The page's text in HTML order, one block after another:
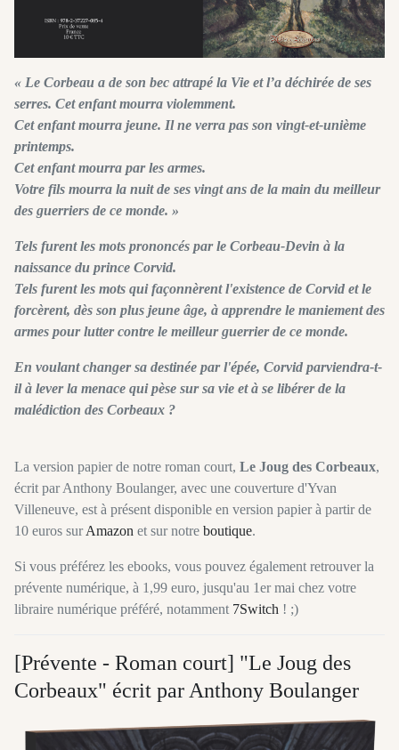
« Le Corbeau a de son bec attrapé la Vie et l’a déchirée de ses
serres. Cet enfant mourra violemment.
Cet enfant mourra jeune. Il ne verra pas son vingt-et-unième
printemps.
Cet enfant mourra par les armes.
Votre fils mourra la nuit de ses vingt ans de la main du meilleur
des guerriers de ce monde. »
Tels furent les mots prononcés par le Corbeau-Devin à la
naissance du prince Corvid.
Tels furent les mots qui façonnèrent l'existence de Corvid et le
forcèrent, dès son plus jeune âge, à apprendre le maniement des
armes pour lutter contre le meilleur guerrier de ce monde.
En voulant changer sa destinée par l'épée, Corvid parviendra-t-
il à lever la menace qui pèse sur sa vie et à se libérer de la
malédiction des Corbeaux ?
La version papier de notre roman court, Le Joug des Corbeaux,
écrit par Anthony Boulanger, avec une couverture d'Yvan
Villeneuve, est à présent disponible en version papier à partir de
10 euros surAmazon et sur notre boutique.
Si vous préférez les ebooks, vous pouvez également retrouver la
prévente numérique, à 1,99 euro, jusqu'au 1er mai chez votre
libraire numérique préféré, notamment 7Switch ! ;)
[Prévente - Roman court] "Le Joug des
Corbeaux" écrit par Anthony Boulanger